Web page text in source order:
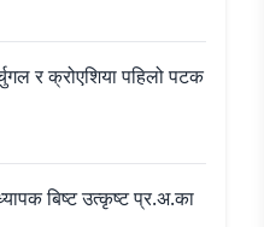
र क्रोएशिया पहिलो पटक
बिष्ट उत्कृष्ट प्र.अ.का